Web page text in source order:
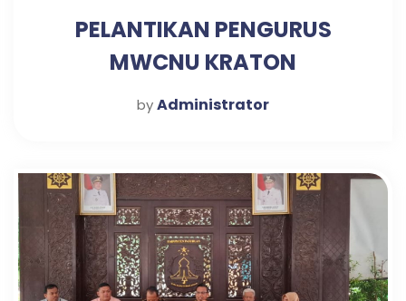
PELANTIKAN PENGURUS
MWCNU KRATON
byAdministrator